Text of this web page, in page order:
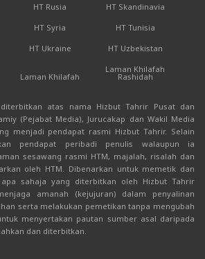
HT Rusia
HT Skandinavia
HT Syria
HT Tunisia
HT Ukraine HT Uzbekistan
Laman Khilafah
Laman Khilafah
Rashidah
atas nama Hizbut Tahrir Pusat dan
(Pejabat Media), Jurucakap dan Wakil Media
menjadi pendapat rasmi Hizbut Tahrir. Selain
pendapat peribadi penulis walaupun ia
sesawang rasmi HTM, majalah, risalah dan
oleh HTM. Dibenarkan untuk memetik dan
sahaja yang diterbitkan oleh Hizbut Tahrir
amanah (kejujuran) dalam penyalinan
serta melakukan pemetikan tanpa mengubah
menyertakan pautan sumber asal daripada
dan diterbitkan.